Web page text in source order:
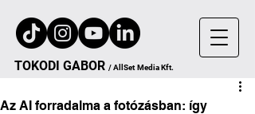
TOKODI GABOR /AllSet Media Kft.
Az AI forradalma a fotózásban: így